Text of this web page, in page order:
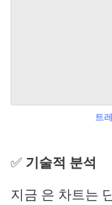
트
✅ 기술적 분석
지금 은 차트는